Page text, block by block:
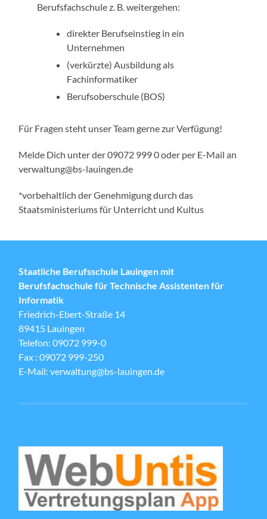
Berufsfachschule z. B. weitergehen:
direkter Berufseinstieg in ein
Unternehmen
(verkürzte) Ausbildung als
Fachinformatiker
Berufsoberschule (BOS)
Für Fragen steht unser Team gerne zur Verfügung!
Melde Dich unter der 09072 999 0 oder per E-Mail an
verwaltung@bs-lauingen.de
*vorbehaltlich der Genehmigung durch das
Staatsministeriums für Unterricht und Kultus
Staatliche Berufsschule Lauingen mit
Berufsfachschule für Technische Assistenten für
Informatik
Friedrich-Ebert-Straße 14
89415 Lauingen
Telefon: 09072 999-0
Fax : 09072 999-250
E-Mail: verwaltung@bs-lauingen.de